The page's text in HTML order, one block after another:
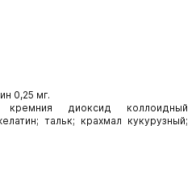
0,25 мг.
диоксид коллоидный
тальк; крахмал кукурузный;